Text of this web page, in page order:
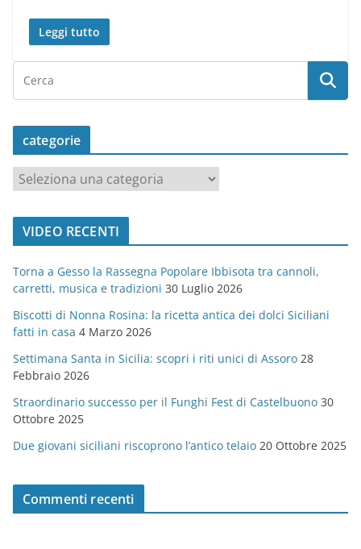
Leggi tutto
categorie
a
t
o
r
i
e
VIDEO RECENTI
Torna a Gesso la Rassegna Popolare Ibbisota tra cannoli,
carretti, musica e tradizioni 30 Luglio 2026
Biscotti di Nonna Rosina: la ricetta antica dei dolci Siciliani
fatti in casa 4 Marzo 2026
Settimana Santa in Sicilia: scopri i riti unici di Assoro 28
Febbraio 2026
Straordinario successo per il Funghi Fest di Castelbuono 30
Ottobre 2025
Due giovani siciliani riscoprono l’antico telaio 20 Ottobre 2025
Commenti recenti